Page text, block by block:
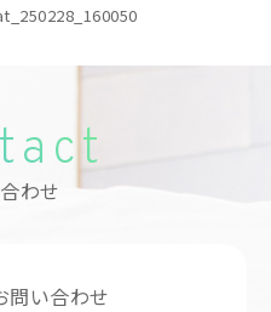
わせ
問い合わせ